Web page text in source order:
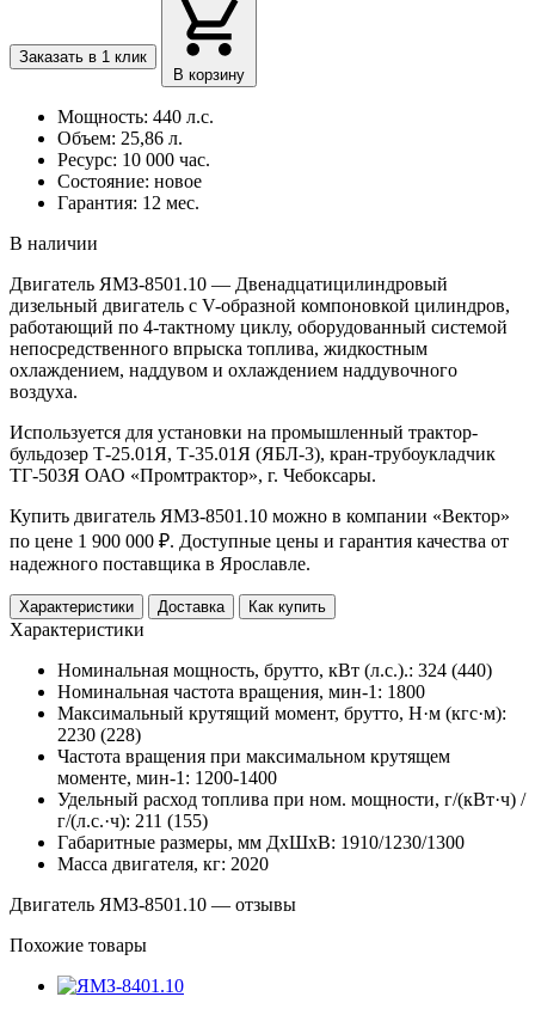
Заказать в 1 клик
В корзину
Мощность: 440 л.с.
Объем: 25,86 л.
Ресурс: 10 000 час.
Состояние: новое
Гарантия: 12 мес.
В наличии
Двигатель ЯМЗ-8501.10 — Двенадцатицилиндровый
дизельный двигатель с V-образной компоновкой цилиндров,
работающий по 4-тактному циклу, оборудованный системой
непосредственного впрыска топлива, жидкостным
охлаждением, наддувом и охлаждением наддувочного
воздуха.
Используется для установки на промышленный трактор-
бульдозер Т-25.01Я, Т-35.01Я (ЯБЛ-3), кран-трубоукладчик
ТГ-503Я ОАО «Промтрактор», г. Чебоксары.
Купить двигатель ЯМЗ-8501.10 можно в компании «Вектор»
по цене 1 900 000 ₽. Доступные цены и гарантия качества от
надежного поставщика в Ярославле.
Характеристики Доставка Как купить
Характеристики
Номинальная мощность, брутто, кВт (л.с.).: 324 (440)
Номинальная частота вращения, мин-1: 1800
Максимальный крутящий момент, брутто, Н·м (кгс·м):
2230 (228)
Частота вращения при максимальном крутящем
моменте, мин-1: 1200-1400
Удельный расход топлива при ном. мощности, г/(кВт·ч) /
г/(л.с.·ч): 211 (155)
Габаритные размеры, мм ДхШхВ: 1910/1230/1300
Масса двигателя, кг: 2020
Двигатель ЯМЗ-8501.10 — отзывы
Похожие товары